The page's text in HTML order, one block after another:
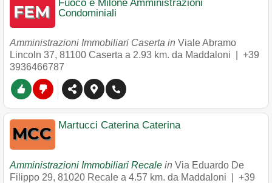
Fuoco e Milone Amministrazioni
Condominiali
Amministrazioni Immobiliari Caserta in Viale Abramo
Lincoln 37, 81100 Caserta a 2.93 km. da Maddaloni | +39
3936466787
Martucci Caterina Caterina
Amministrazioni Immobiliari Recale in Via Eduardo De
Filippo 29, 81020 Recale a 4.57 km. da Maddaloni | +39